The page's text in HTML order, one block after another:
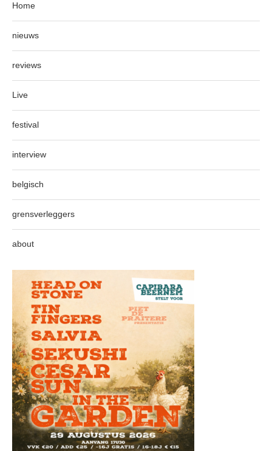
Home
nieuws
reviews
Live
festival
interview
belgisch
grensverleggers
about